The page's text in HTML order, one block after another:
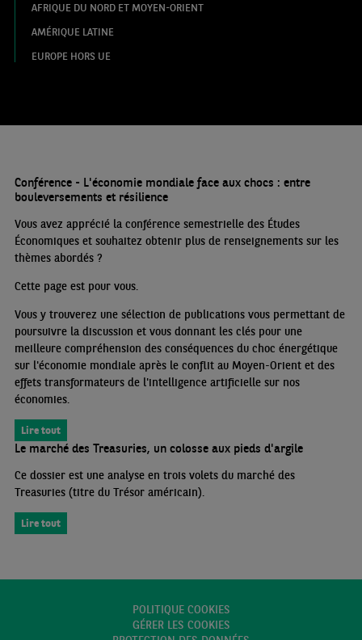
AFRIQUE DU NORD ET MOYEN-ORIENT
AMÉRIQUE LATINE
EUROPE HORS UE
Conférence - L'économie mondiale face aux chocs : entre
bouleversements et résilience
Vous avez apprécié la conférence semestrielle des Études
Économiques et souhaitez obtenir plus de renseignements sur les
thèmes abordés?
Cette page est pour vous.
Vous y trouverez une sélection de publications vous permettant de
poursuivre la discussion et vous donnant les clés pour une
meilleure compréhension des conséquences du choc énergétique
sur l'économie mondiale après le conflit au Moyen-Orient et des
effets transformateurs de l'intelligence artificielle sur nos
économies.
Lire tout
Le marché des Treasuries, un colosse aux pieds d'argile
Ce dossier est une analyse en trois volets du marché des
Treasuries (titre du Trésor américain).
Lire tout
POLITIQUE COOKIES
GÉRER LES COOKIES